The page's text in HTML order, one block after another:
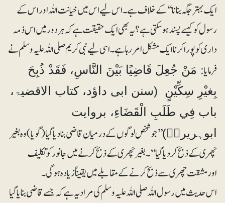
ایک بہتر جگہ بنانا‘‘ کے خلاف ہے۔ اس لیے اس میں خیانت اللہ اور اس کے
رسول کو کیسے پسند ہوسکتی ہے؟ یہ بھی ایک حقیقت ہے کہ ہر دور میں اس ذمہ
داری کو پورا کرنا ایک مشکل امر رہا ہے۔ اسی لیے نبی کریم صلی اللہ علیہ وسلم نے
فرمایا:مَنْ جُعِلَ قَاضِیًا بَیْنَ النَّاسِ، فَقَدْ ذُبِحَ
بِغیْرِ سِکِّیْنٍ (سنن ابی داؤد، کتاب الاقضیۃ،
باب فِي طَلَبِ الْقَضَاءِ، بروایت
ابوہریرہؓ)’’جو شخص لوگوں کے درمیان قاضی بنا دیا گیا (گویا) وہ بغیر
چھری کے ذبح کردیا گیا‘‘۔ بغیر چھری کے ذبح کرنے میں جانور کو تکلیف
اورمشقت چھری سے ذبح کرنے کے مقابلے میں یقیناً زیادہ ہوگی۔
اس حدیث میں رسول اللہ صلی اللہ علیہ وسلم کی مراد یہ ہے کہ جسے قاضی بنایا گیا